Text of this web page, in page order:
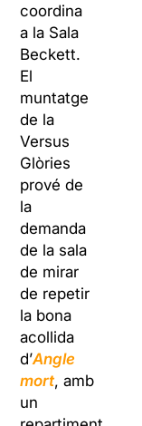
coordina
a la Sala
Beckett.
El
muntatge
de la
Versus
Glòries
prové de
la
demanda
de la sala
de mirar
de repetir
la bona
acollida
d’Angle
mort, amb
un